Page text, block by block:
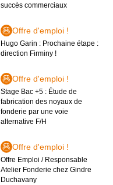
succès commerciaux
Offre d'emploi !
Hugo Garin : Prochaine étape :
direction Firminy !
Offre d'emploi !
Stage Bac +5 : Étude de
fabrication des noyaux de
fonderie par une voie
alternative F/H
Offre d'emploi !
Offre Emploi / Responsable
Atelier Fonderie chez Gindre
Duchavany